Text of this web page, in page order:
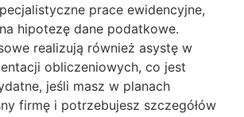
prace ewidencyjne,
hipotezę dane podatkowe.
realizują również asystę w
obliczeniowych, co jest
jeśli masz w planach
firmę i potrzebujesz szczegółów